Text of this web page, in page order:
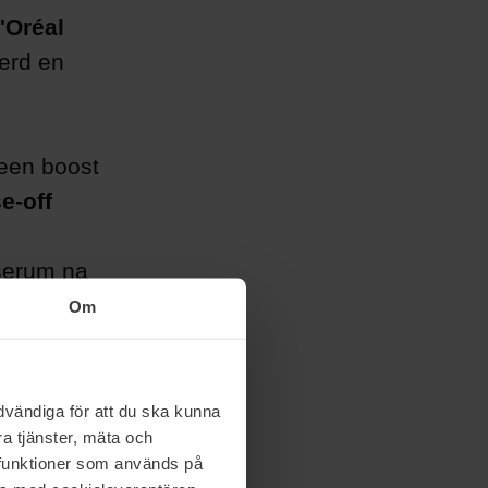
Om
för att du ska kunna
tjänster, mäta och
som används på
en
boost
off
na
met 20